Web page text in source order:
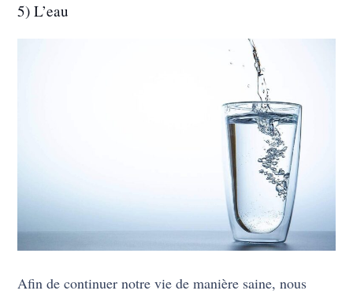
5) L’eau
Afin de continuer notre vie de manière saine, nous